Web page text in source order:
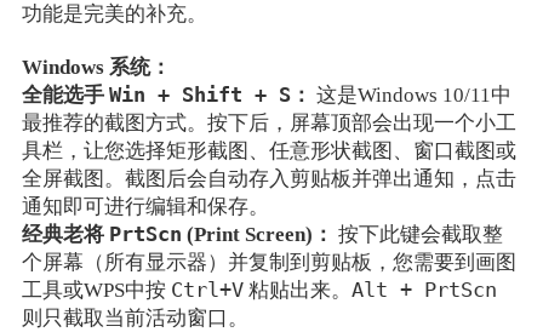
功能是完美的补充。
Windows 系统：
全能选手 Win + Shift + S： 这是Windows 10/11中
最推荐的截图方式。按下后，屏幕顶部会出现一个小工
具栏，让您选择矩形截图、任意形状截图、窗口截图或
全屏截图。截图后会自动存入剪贴板并弹出通知，点击
通知即可进行编辑和保存。
经典老将 PrtScn (Print Screen)： 按下此键会截取整
个屏幕（所有显示器）并复制到剪贴板，您需要到画图
工具或WPS中按 Ctrl+V粘贴出来。 Alt + PrtScn
则只截取当前活动窗口。